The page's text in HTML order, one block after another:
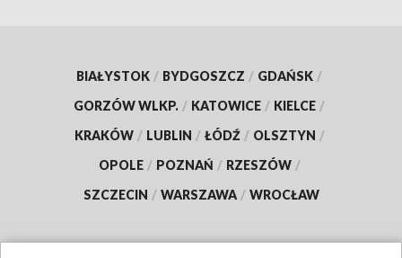
BIAŁYSTOK / BYDGOSZCZ / GDAŃSK /
GORZÓW WLKP. / KATOWICE / KIELCE /
KRAKÓW / LUBLIN / ŁÓDŹ / OLSZTYN /
OPOLE / POZNAŃ / RZESZÓW /
SZCZECIN / WARSZAWA / WROCŁAW